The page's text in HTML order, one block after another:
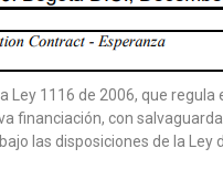
Ley 1116 de 2006, que
financiación, con
las disposiciones de la Ley